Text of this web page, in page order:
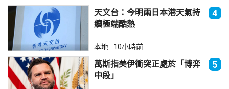
天文台：今明兩日本港天氣持
續極端酷熱
4
本地 10小時前
萬斯指美伊衝突正處於「博弈
中段」
5